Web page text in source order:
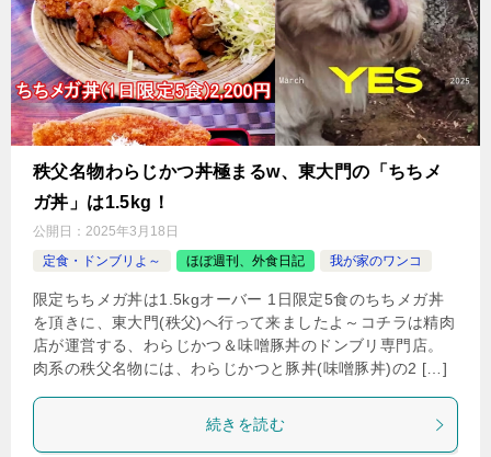
秩父名物わらじかつ丼極まるw、東大門の「ちちメ
ガ丼」は1.5kg！
公開日： 2025年3月18日
定食・ドンブリよ～
ほぼ週刊、外食日記 我が家のワンコ
限定ちちメガ丼は1.5kgオーバー 1日限定5食のちちメガ丼
を頂きに、東大門(秩父)へ行って来ましたよ～コチラは精肉
店が運営する、わらじかつ＆味噌豚丼のドンブリ専門店。
肉系の秩父名物には、わらじかつと豚丼(味噌豚丼)の2 […]
続きを読む